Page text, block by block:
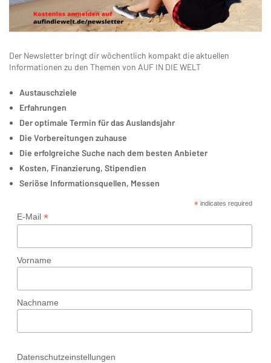
Der Newsletter bringt dir wöchentlich kompakt die aktuellen
Informationen zu den Themen von AUF IN DIE WELT
Austauschziele
Erfahrungen
Der optimale Termin für das Auslandsjahr
Die Vorbereitungen zuhause
Die erfolgreiche Suche nach dem besten Anbieter
Kosten, Finanzierung, Stipendien
Seriöse Informationsquellen, Messen
*indicates required
E-Mail *
Vorname
Nachname
Datenschutzeinstellungen